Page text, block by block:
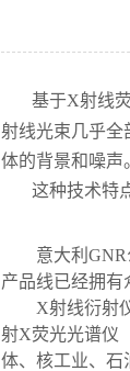
基于X射线
射线光束几乎全
体的背景和噪声
这种技术特
意大利 GNR
产品线已经拥有
X射线衍射
射X荧光光谱仪
体、核工业、石